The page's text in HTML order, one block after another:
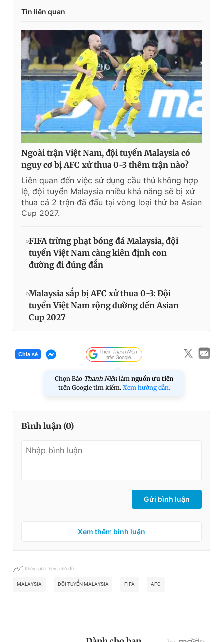
Tin liên quan
Ngoài trận Việt Nam, đội tuyển Malaysia có
nguy cơ bị AFC xử thua 0-3 thêm trận nào?
Liên quan đến việc sử dụng cầu thủ không hợp
lệ, đội tuyển Malaysia nhiều khả năng sẽ bị xử
thua cả 2 trận đã đấu tại vòng loại thứ ba Asian
Cup 2027.
FIFA trừng phạt bóng đá Malaysia, đội
tuyển Việt Nam càng kiên định con
đường đi đúng đắn
Malaysia sắp bị AFC xử thua 0-3: Đội
tuyển Việt Nam rộng đường đến Asian
Cup 2027
Chia sẻ
Chọn Báo Thanh Niên làm nguồn ưu tiên
trên Google tìm kiếm. Xem hướng dẫn.
Bình luận (0)
Gửi bình luận
Xem thêm bình luận
Khám phá thêm chủ đề
MALAYSIA ĐỘI TUYỂN MALAYSIA FIFA AFC